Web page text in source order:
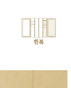
한복